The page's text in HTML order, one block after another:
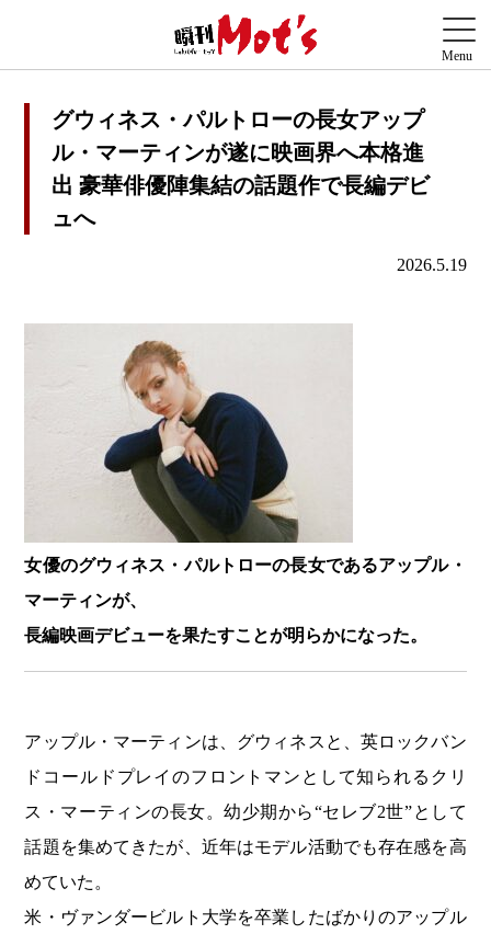
グウィネス・パルトローの長女アップ
ル・マーティンが遂に映画界へ本格進
出 豪華俳優陣集結の話題作で長編デビ
ュへ
2026.5.19
女優のグウィネス・パルトローの長女であるアップル・
マーティンが、
長編映画デビューを果たすことが明らかになった。
アップル・マーティンは、グウィネスと、英ロックバン
ドコールドプレイのフロントマンとして知られるクリ
ス・マーティンの長女。幼少期から“セレブ2世”として
話題を集めてきたが、近年はモデル活動でも存在感を高
めていた。
米・ヴァンダービルト大学を卒業したばかりのアップル